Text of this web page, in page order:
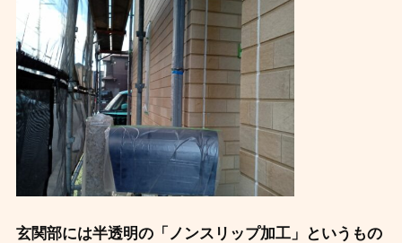
玄関部には半透明の「ノンスリップ加工」というもの